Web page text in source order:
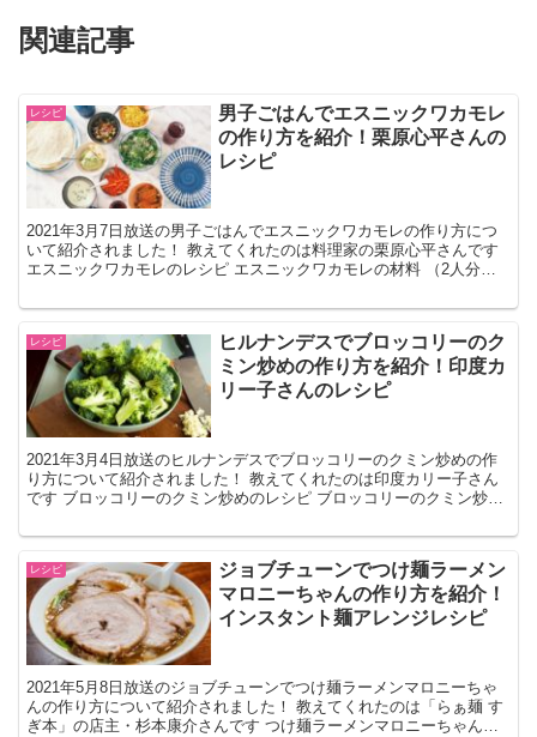
関連記事
レシピ
男子ごはんでエスニックワカモレ
の作り方を紹介！栗原心平さんの
レシピ
2021年3月7日放送の男子ごはんでエスニックワカモレの作り方につ
いて紹介されました！ 教えてくれたのは料理家の栗原心平さんです
エスニックワカモレのレシピ エスニックワカモレの材料 （2人分）
レシピ
ヒルナンデスでブロッコリーのク
ミン炒めの作り方を紹介！印度カ
リー子さんのレシピ
2021年3月4日放送のヒルナンデスでブロッコリーのクミン炒めの作
り方について紹介されました！ 教えてくれたのは印度カリー子さん
です ブロッコリーのクミン炒めのレシピ ブロッコリーのクミン炒め
レシピ
ジョブチューンでつけ麺ラーメン
マロニーちゃんの作り方を紹介！
インスタント麺アレンジレシピ
2021年5月8日放送のジョブチューンでつけ麺ラーメンマロニーちゃ
んの作り方について紹介されました！ 教えてくれたのは「らぁ麺 す
ぎ本」の店主・杉本康介さんです つけ麺ラーメンマロニーちゃんの